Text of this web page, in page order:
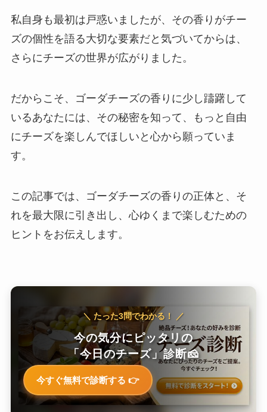
私自身も最初は戸惑いましたが、その香りがチー
ズの個性を語る大切な要素だと気づいてからは、
さらにチーズの世界が広がりました。
だからこそ、ゴーダチーズの香りに少し躊躇して
いるあなたには、その秘密を知って、もっと自由
にチーズを楽しんでほしいと心から願っていま
す。
この記事では、ゴーダチーズの香りの正体と、そ
れを最大限に引き出し、心ゆくまで楽しむための
ヒントをお伝えします。
＼ たった3問でわかる！ ／
今の気分にピッタリの
「今日のチーズ」診断🧀
今すぐ無料で診断する 👉